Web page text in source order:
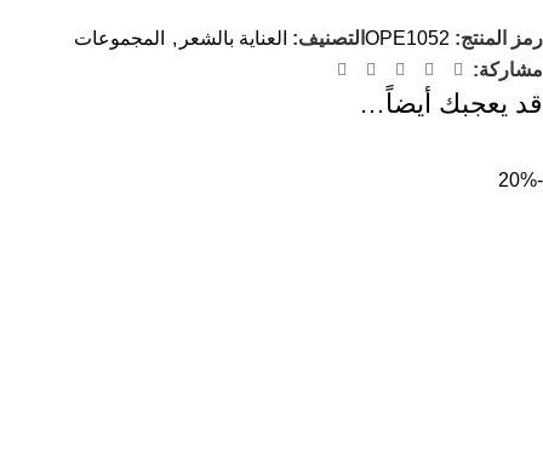
رمز المنتج: OPE1052 التصنيف: العناية بالشعر ,
المجموعات
مشاركة:
قد يعجبك أيضاً…
-20%